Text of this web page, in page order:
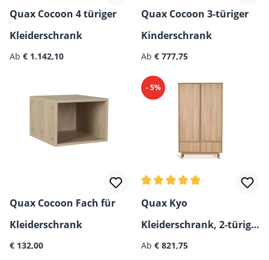
Quax Cocoon 4 türiger
Kleiderschrank
Regulärer Preis:
Ab € 1.142,10
Quax Cocoon 3-türiger
Kinderschrank
Regulärer Preis:
Ab € 777,75
Quax Cocoon Fach für
Kleiderschrank
Regulärer Preis:
€ 132,00
- 5%
Durchschnittliche
Quax Kyo
Kleiderschrank, 2-türig/
3-türig
Regulärer Preis:
Ab € 821,75